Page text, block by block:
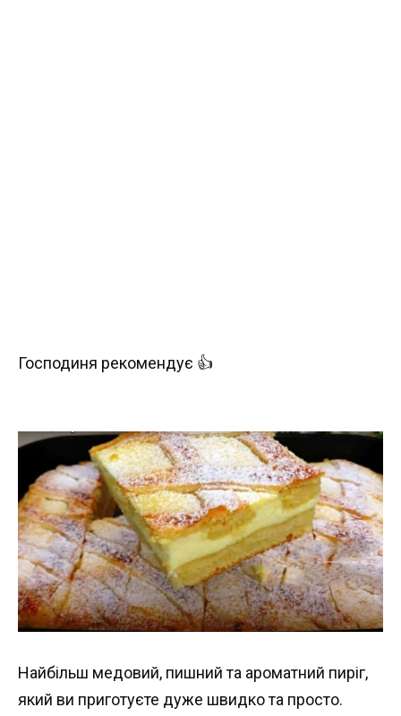
Господиня рекомендує 👍
Найбільш медовий, пишний та ароматний пиріг,
який ви приготуєте дуже швидко та просто.